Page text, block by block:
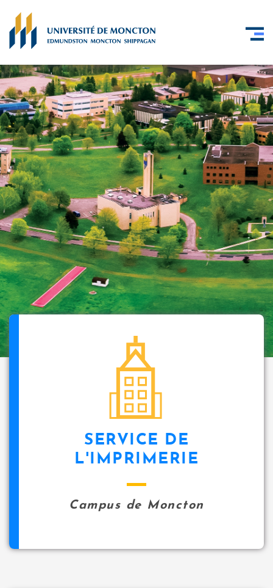
SERVICE DE
L'IMPRIMERIE
Campus de Moncton